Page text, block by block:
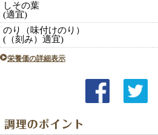
しその葉
(適宜)
のり（味付けのり）
(（刻み）適宜)
栄養価の詳細表示